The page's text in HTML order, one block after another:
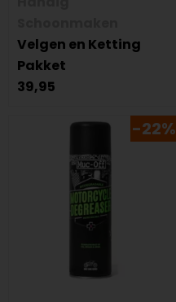
Velgen en Ketting
Pakket
39,95
-22%